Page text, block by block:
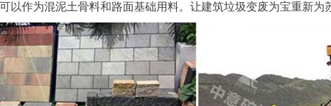
以作为混泥土骨料和路面基础用料。让建筑垃圾变废为宝重新为